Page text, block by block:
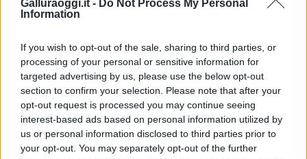
Galluraoggi.it - Do Not Process My Personal
Information
If you wish to opt-out of the sale, sharing to third parties, or
processing of your personal or sensitive information for
targeted advertising by us, please use the below opt-out
section to confirm your selection. Please note that after your
opt-out request is processed you may continue seeing
interest-based ads based on personal information utilized by
us or personal information disclosed to third parties prior to
your opt-out. You may separately opt-out of the further
Su WhatsApp al numero +39
Notizie in tempo reale?
Entra nel canale telegram di
GalluraOggi.it